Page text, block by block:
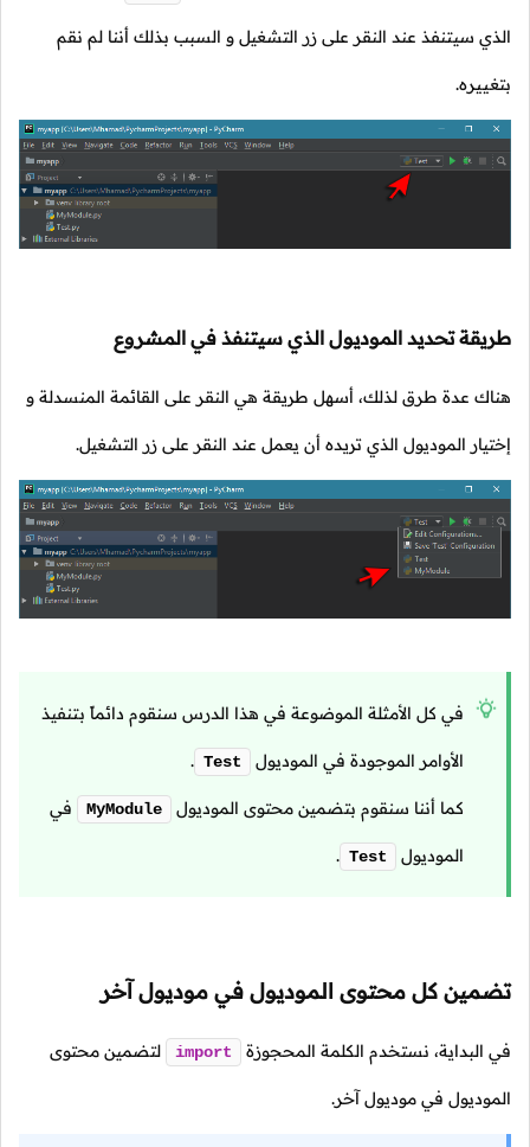
الذي سيتنفذ عند النقر على زر التشغيل و السبب بذلك أننا لم نقم
بتغييره.
طريقة تحديد الموديول الذي سيتنفذ في المشروع
هناك عدة طرق لذلك، أسهل طريقة هي النقر على القائمة المنسدلة و
إختيار الموديول الذي تريده أن يعمل عند النقر على زر التشغيل.
في كل الأمثلة الموضوعة في هذا الدرس سنقوم دائماً بتنفيذ
الأوامر الموجودة في الموديول Test
.
كما أننا سنقوم بتضمين محتوى الموديول MyModule في
الموديول Test
.
تضمين كل محتوى الموديول في موديول آخر
في البداية، نستخدم الكلمة المحجوزة import لتضمين محتوى
الموديول في موديول آخر.